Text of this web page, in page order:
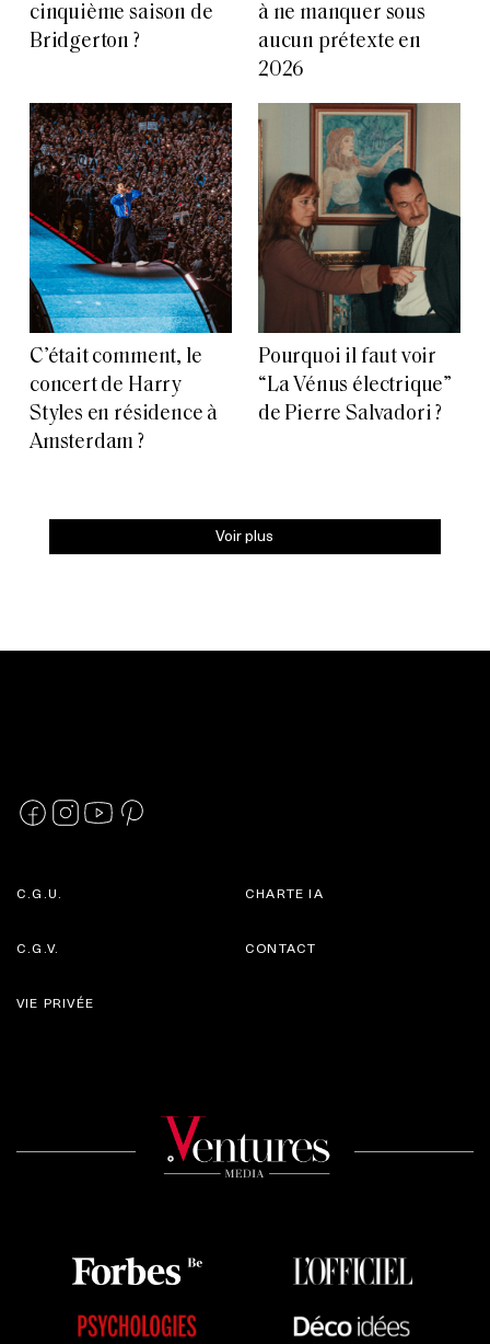
cinquième saison de
Bridgerton ?
à ne manquer sous
aucun prétexte en
2026
C’était comment, le
concert de Harry
Styles en résidence à
Amsterdam ?
Pourquoi il faut voir
“La Vénus électrique”
de Pierre Salvadori ?
Voir plus
C.G.U.
C.G.V.
CHARTE IA
CONTACT
VIE PRIVÉE